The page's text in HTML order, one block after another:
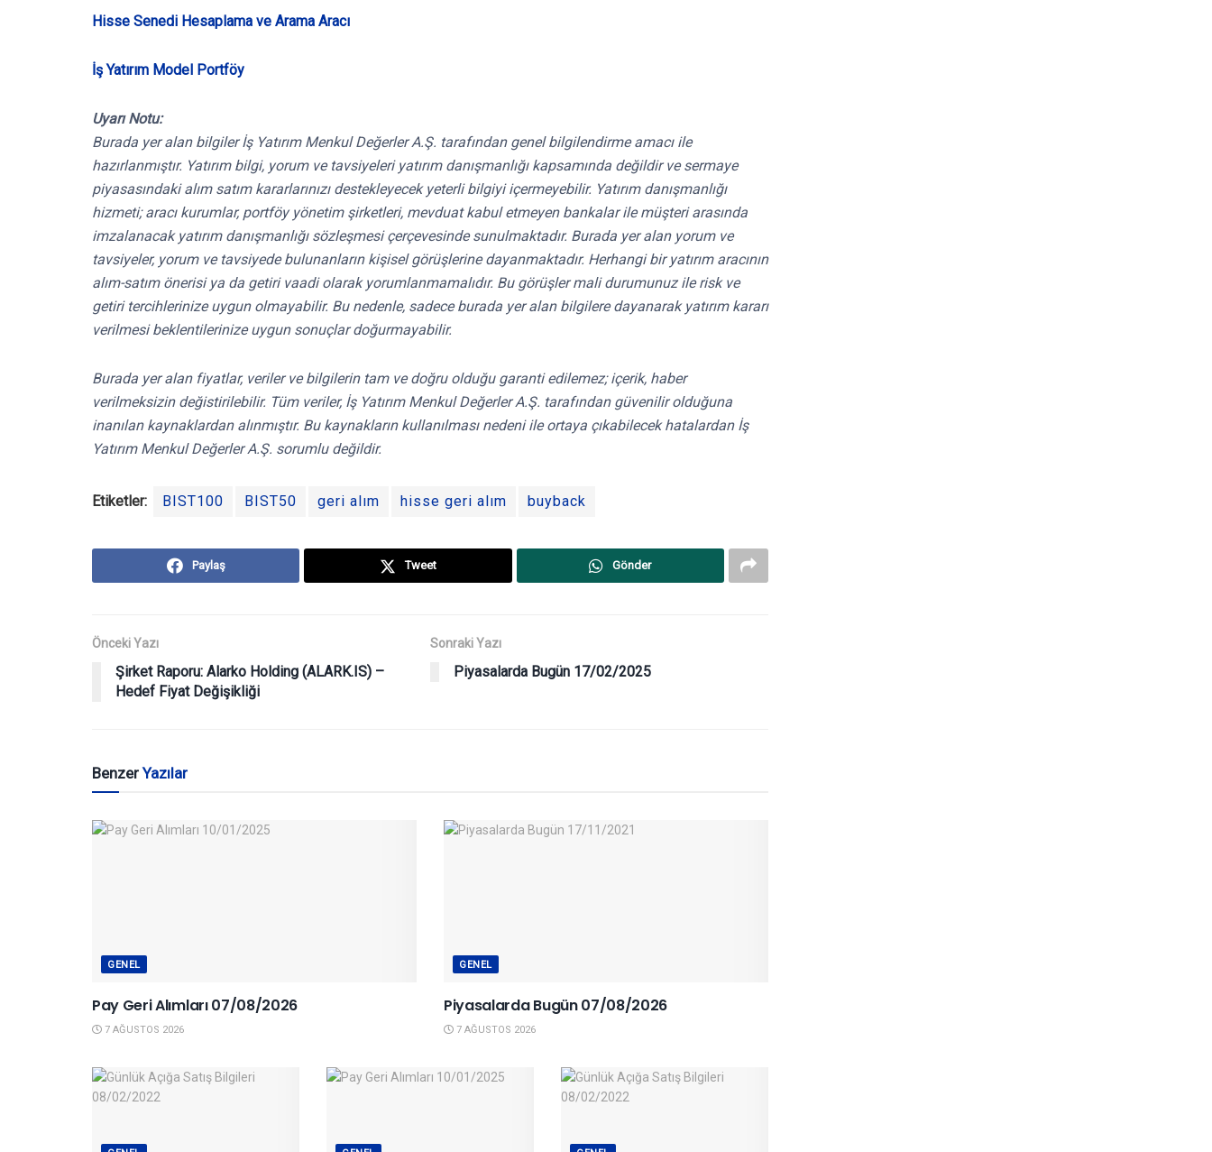
Hisse Senedi Hesaplama ve Arama Aracı
İş Yatırım Model Portföy
Uyarı Notu:
Burada yer alan bilgiler İş Yatırım Menkul Değerler A.Ş. tarafından genel bilgilendirme amacı ile
hazırlanmıştır. Yatırım bilgi, yorum ve tavsiyeleri yatırım danışmanlığı kapsamında değildir ve sermaye
piyasasındaki alım satım kararlarınızı destekleyecek yeterli bilgiyi içermeyebilir. Yatırım danışmanlığı
hizmeti; aracı kurumlar, portföy yönetim şirketleri, mevduat kabul etmeyen bankalar ile müşteri arasında
imzalanacak yatırım danışmanlığı sözleşmesi çerçevesinde sunulmaktadır. Burada yer alan yorum ve
tavsiyeler, yorum ve tavsiyede bulunanların kişisel görüşlerine dayanmaktadır. Herhangi bir yatırım aracının
alım-satım önerisi ya da getiri vaadi olarak yorumlanmamalıdır. Bu görüşler mali durumunuz ile risk ve
getiri tercihlerinize uygun olmayabilir. Bu nedenle, sadece burada yer alan bilgilere dayanarak yatırım kararı
verilmesi beklentilerinize uygun sonuçlar doğurmayabilir.
Burada yer alan fiyatlar, veriler ve bilgilerin tam ve doğru olduğu garanti edilemez; içerik, haber
verilmeksizin değistirilebilir. Tüm veriler, İş Yatırım Menkul Değerler A.Ş. tarafından güvenilir olduğuna
inanılan kaynaklardan alınmıştır. Bu kaynakların kullanılması nedeni ile ortaya çıkabilecek hatalardan İş
Yatırım Menkul Değerler A.Ş. sorumlu değildir.
Etiketler: BIST100 BIST50 geri alım hisse geri alım buyback
Paylaş Tweet Gönder
Önceki Yazı
Şirket Raporu: Alarko Holding (ALARK.IS) –
Hedef Fiyat Değişikliği
Sonraki Yazı
Piyasalarda Bugün 17/02/2025
BenzerYazılar
GENEL
Pay Geri Alımları 07/08/2026
7 AĞUSTOS 2026
GENEL
Piyasalarda Bugün 07/08/2026
7 AĞUSTOS 2026